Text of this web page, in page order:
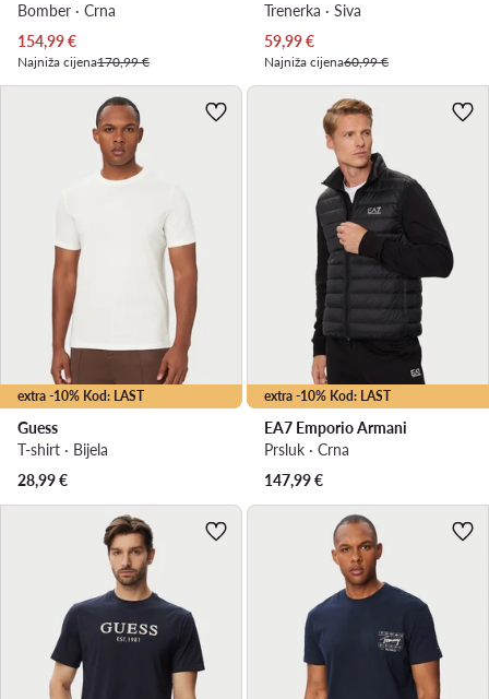
Bomber · Crna
Trenutna cijena
154,99€
Najniža cijena170,99 €
Trenerka · Siva
Trenutna cijena
59,99€
Najniža cijena60,99 €
extra -10% Kod: LAST
Guess
T-shirt · Bijela
28,99€
extra -10% Kod: LAST
EA7 Emporio Armani
Prsluk · Crna
147,99€